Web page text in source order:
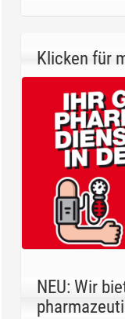
Klicken für
NEU: Wir